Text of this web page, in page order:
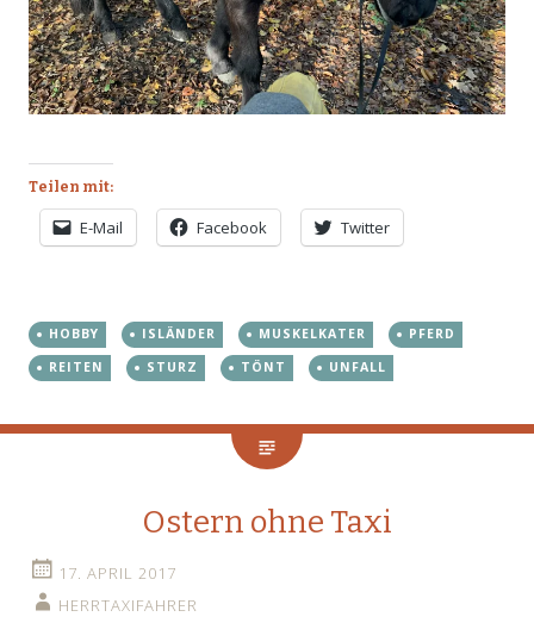
Teilen mit:
E-Mail Facebook Twitter
HOBBY ISLÄNDER MUSKELKATER
PFERD
REITEN
STURZ TÖNT UNFALL
Ostern ohne Taxi
17. APRIL 2017
HERRTAXIFAHRER